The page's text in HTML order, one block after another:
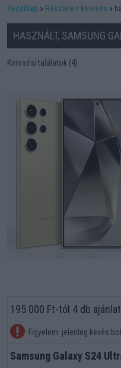
Kezdőlap Részletes keresés
HASZNÁLT, SAMSUNG
Keresési találatok (4)
195 000 Ft-tól 4 db ajánlat
Figyelem: jelenleg kevés
Samsung Galaxy S24